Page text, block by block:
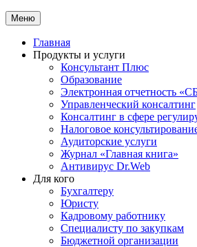
Меню
Главная
Продукты и услуги
Консультант Плюс
Образование
Электронная отчетность
Управленческий консалтинг
Консалтинг в сфере
Налоговое
Аудиторские услуги
Журнал «Главная книга»
Антивирус Dr.Web
Для кого
Бухгалтеру
Юристу
Кадровому работнику
Специалисту по закупкам
Бюджетной организации